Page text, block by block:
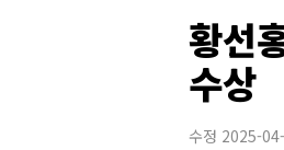
황선
수상
수정 2025-